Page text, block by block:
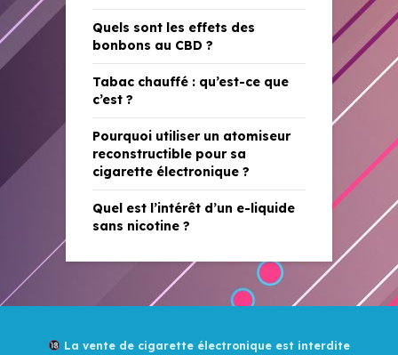
Quels sont les effets des
bonbons au CBD ?
Tabac chauffé : qu’est-ce que
c’est ?
Pourquoi utiliser un atomiseur
reconstructible pour sa
cigarette électronique ?
Quel est l’intérêt d’un e-liquide
sans nicotine ?
La vente de cigarette électronique est interdite